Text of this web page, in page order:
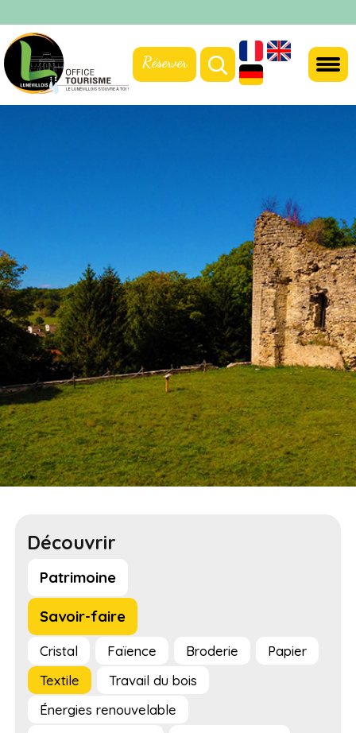
Réserver
Découvrir
Patrimoine
Savoir-faire
Cristal Faïence Broderie
Papier
Textile
Travail du bois
Énergies renouvelable